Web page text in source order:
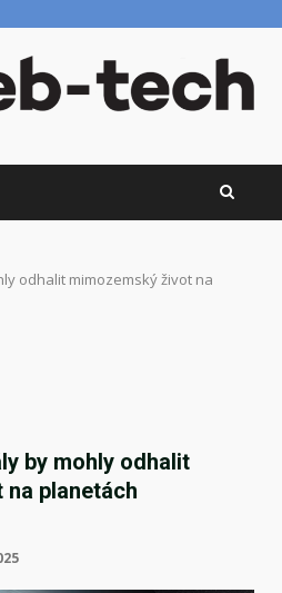
odhalit mimozemský život na
by mohly odhalit
planetách